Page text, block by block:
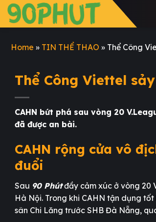
Skip
content
Home » TIN THỂ THAO » Thể Công
Thể Công Viettel
CAHN bứt phá sau vòng 20
đã được an bài.
CAHN rộng cửa vô
đuổi
Sau 90 Phútđầy cảm xúc ở vòng 20
Hà Nội. Trong khi CAHN tận dụng
sân Chi Lăng trước SHB Đà Nẵng,